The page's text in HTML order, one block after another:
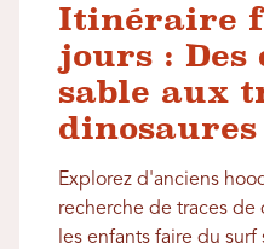
Itinéraire
jours : Des
sable aux
dinosaures
Explorez d'anciens
recherche de traces de
les enfants faire du